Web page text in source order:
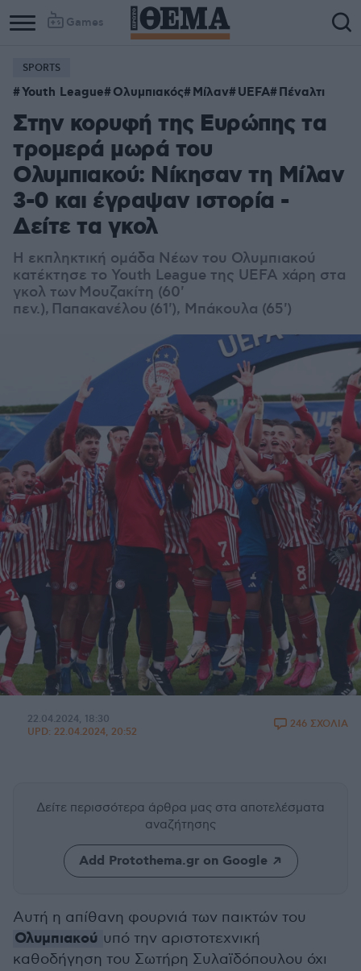
Games
SPORTS
Youth League Ολυμπιακός Μίλαν UEFA Πέναλτι
Στην κορυφή της Ευρώπης τα
τρομερά μωρά του
Ολυμπιακού: Νίκησαν τη Μίλαν
3-0 και έγραψαν ιστορία -
Δείτε τα γκολ
Η εκπληκτική ομάδα Νέων του Ολυμπιακού
κατέκτησε το Youth League της UEFA χάρη στα
γκολ των Μουζακίτη (60'
πεν.), Παπακανέλου (61'), Μπάκουλα (65')
22.04.2024, 18:30
UPD: 22.04.2024, 20:52
246 ΣΧΟΛΙΑ
Δείτε περισσότερα άρθρα μας στα αποτελέσματα
αναζήτησης
Add Protothema.gr on Google
Αυτή η απίθανη φουρνιά των παικτών του
Ολυμπιακού υπό την αριστοτεχνική
καθοδήγηση του Σωτήρη Συλαϊδόπουλου όχι